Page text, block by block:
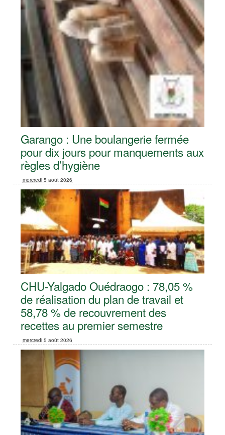
Garango : Une boulangerie fermée
pour dix jours pour manquements aux
règles d’hygiène
mercredi 5 août 2026
CHU-Yalgado Ouédraogo : 78,05 %
de réalisation du plan de travail et
58,78 % de recouvrement des
recettes au premier semestre
mercredi 5 août 2026